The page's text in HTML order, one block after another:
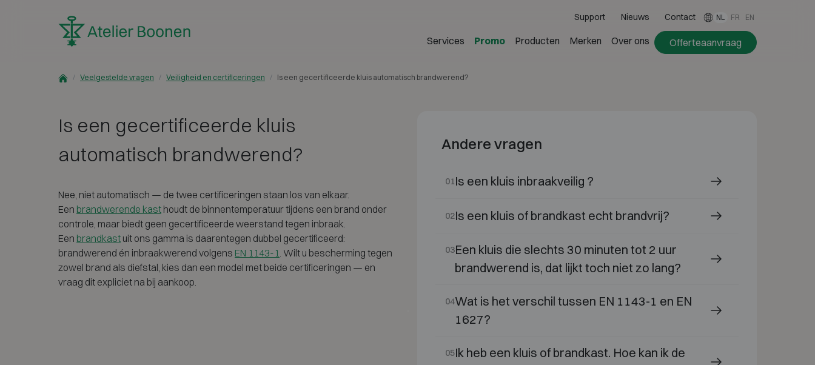
Support Nieuws Contact NL FR EN
Services Promo Producten Merken Over ons Offerteaanvraag
Veelgestelde vragen Veiligheid en certificeringen Is een gecertificeerde kluis automatisch brandwerend?
Is een gecertificeerde kluis
automatisch brandwerend?
Nee, niet automatisch — de twee certificeringen staan los van elkaar.
Een brandwerende kast houdt de binnentemperatuur tijdens een brand onder
controle, maar biedt geen gecertificeerde weerstand tegen inbraak.
Een brandkast uit ons gamma is daarentegen dubbel gecertificeerd:
brandwerend én inbraakwerend volgens EN 1143-1. Wilt u bescherming tegen
zowel brand als diefstal, kies dan een model met beide certificeringen — en
vraag dit expliciet na bij aankoop.
Andere vragen
01Is een kluis inbraakveilig ?
02Is een kluis of brandkast echt brandvrij?
03Een kluis die slechts 30 minuten tot 2 uur
brandwerend is, dat lijkt toch niet zo lang?
04Wat is het verschil tussen EN 1143-1 en EN
1627?
05Ik heb een kluis of brandkast. Hoe kan ik de